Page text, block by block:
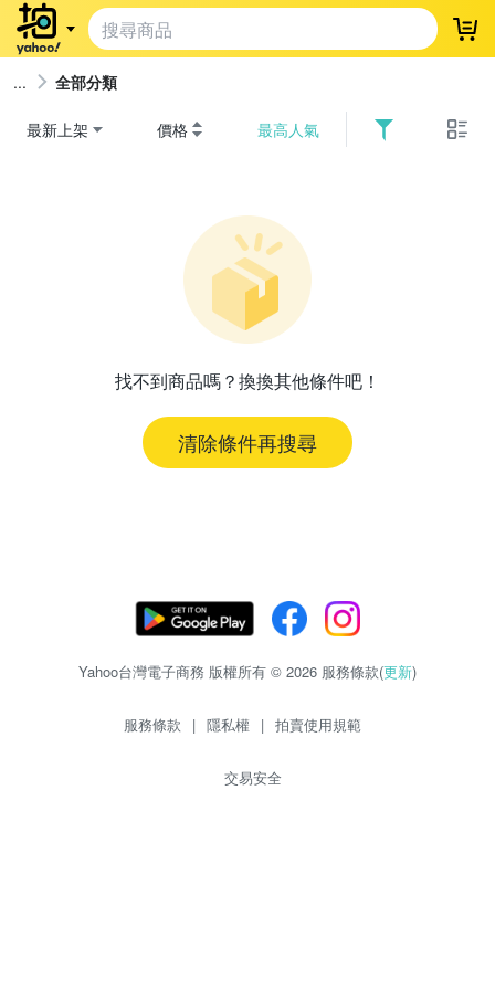
登
全部分類
最新上架 價格 最高人氣
找不到商品嗎？換換其他條件吧！
清除條件再搜尋
Yahoo台灣電子商務 版權所有 © 2026 服務條款(更新)
服務條款 | 隱私權 | 拍賣使用規範
交易安全